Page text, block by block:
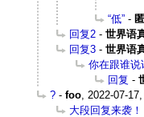
“低” -
回复2 - 世界语
回复3 - 世界语
你在跟谁说
回复 -
? - foo 2022-07-
大段回复来袭！